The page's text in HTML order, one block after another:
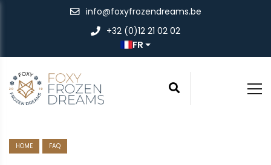
info@foxyfrozendreams.be
+32 (0)12 21 02 02
FR
HOME FAQ